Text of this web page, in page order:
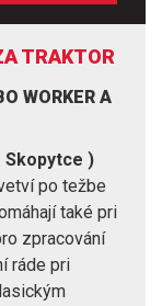
TRAKTOR
WORKER A
Skopytce )
po težbe
také pri
zpracování
ráde pri